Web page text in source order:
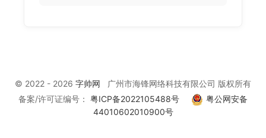
© 2022 - 2026 字帅网 广州市海锋网络科技有限公司 版权所有
备案/许可证编号： 粤ICP备2022105488号
粤公网安备
44010602010900号